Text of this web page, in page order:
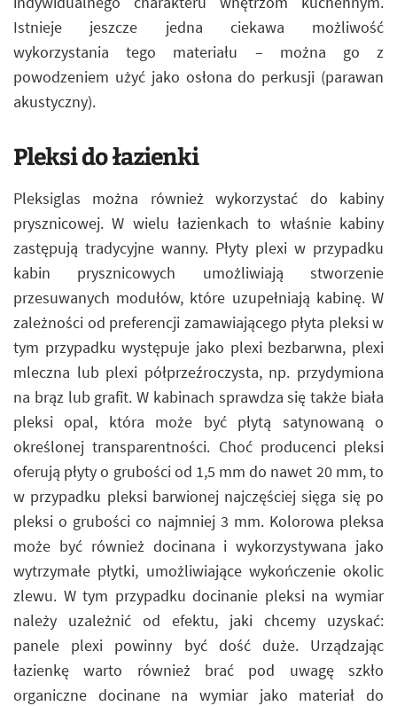
Istnieje jeszcze jedna ciekawa możliwość
wykorzystania tego materiału – można go z
powodzeniem użyć jako osłona do perkusji (parawan
akustyczny).
Pleksi do łazienki
Pleksiglas można również wykorzystać do kabiny
prysznicowej. W wielu łazienkach to właśnie kabiny
zastępują tradycyjne wanny. Płyty plexi w przypadku
kabin prysznicowych umożliwiają stworzenie
przesuwanych modułów, które uzupełniają kabinę. W
zależności od preferencji zamawiającego płyta pleksi w
tym przypadku występuje jako plexi bezbarwna, plexi
mleczna lub plexi półprzeźroczysta, np. przydymiona
na brąz lub grafit. W kabinach sprawdza się także biała
pleksi opal, która może być płytą satynowaną o
określonej transparentności. Choć producenci pleksi
oferują płyty o grubości od 1,5 mm do nawet 20 mm, to
w przypadku pleksi barwionej najczęściej sięga się po
pleksi o grubości co najmniej 3 mm. Kolorowa pleksa
może być również docinana i wykorzystywana jako
wytrzymałe płytki, umożliwiające wykończenie okolic
zlewu. W tym przypadku docinanie pleksi na wymiar
należy uzależnić od efektu, jaki chcemy uzyskać:
panele plexi powinny być dość duże. Urządzając
łazienkę warto również brać pod uwagę szkło
organiczne docinane na wymiar jako materiał do